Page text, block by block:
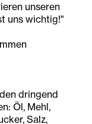
unseren
uns wichtig!"
dringend
Öl, Mehl,
Salz,